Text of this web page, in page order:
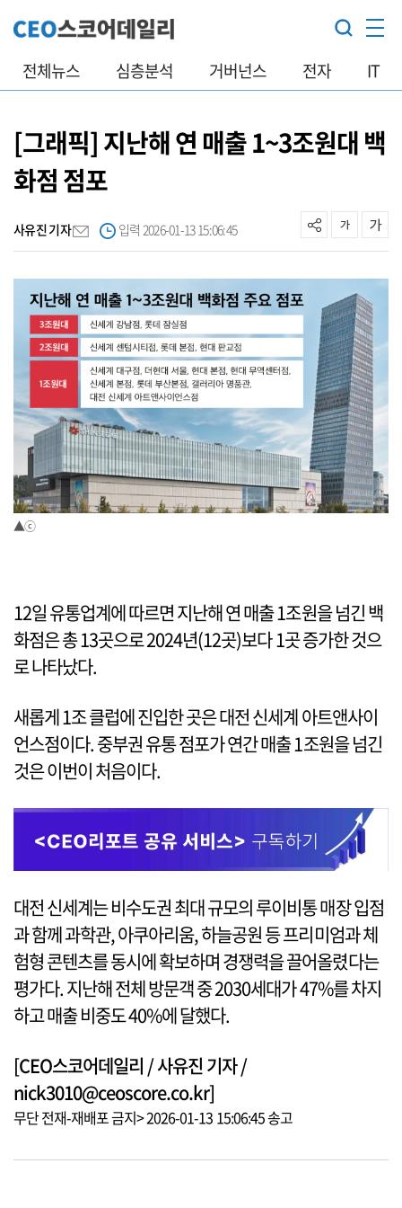
전체뉴스 심층분석 거버넌스 전자 IT
[그래픽] 지난해 연 매출 1~3조원대 백
화점 점포
사유진 기자 입력 2026-01-13 15:06:45
▲ⓒ
12일 유통업계에 따르면 지난해 연 매출 1조원을 넘긴 백
화점은 총 13곳으로 2024년(12곳)보다 1곳 증가한 것으
로 나타났다.
새롭게 1조 클럽에 진입한 곳은 대전 신세계 아트앤사이
언스점이다. 중부권 유통 점포가 연간 매출 1조원을 넘긴
것은 이번이 처음이다.
대전 신세계는 비수도권 최대 규모의 루이비통 매장 입점
과 함께 과학관, 아쿠아리움, 하늘공원 등 프리미엄과 체
험형 콘텐츠를 동시에 확보하며 경쟁력을 끌어올렸다는
평가다. 지난해 전체 방문객 중 2030세대가 47%를 차지
하고 매출 비중도 40%에 달했다.
[CEO스코어데일리 / 사유진 기자 /
nick3010@ceoscore.co.kr]
무단 전재-재배포 금지> 2026-01-13 15:06:45 송고